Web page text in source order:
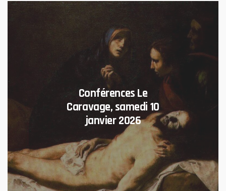
Conférences Le
Caravage, samedi 10
janvier 2026